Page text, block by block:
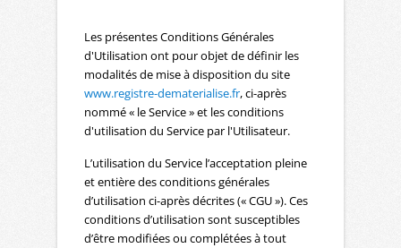
Les présentes Conditions Générales
d'Utilisation ont pour objet de définir les
modalités de mise à disposition du site
www.registre-dematerialise.fr, ci-après
nommé « le Service » et les conditions
d'utilisation du Service par l'Utilisateur.
L’utilisation du Service l’acceptation pleine
et entière des conditions générales
d’utilisation ci-après décrites (« CGU »). Ces
conditions d’utilisation sont susceptibles
d’être modifiées ou complétées à tout